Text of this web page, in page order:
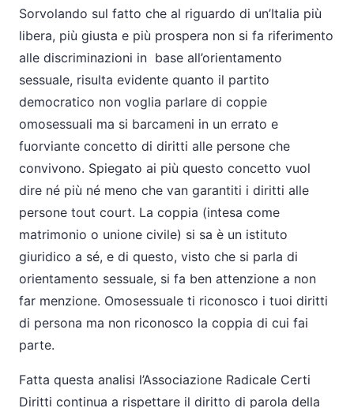
Sorvolando sul fatto che al riguardo di un’Italia più
libera, più giusta e più prospera non si fa riferimento
alle discriminazioni in base all’orientamento
sessuale, risulta evidente quanto il partito
democratico non voglia parlare di coppie
omosessuali ma si barcameni in un errato e
fuorviante concetto di diritti alle persone che
convivono. Spiegato ai più questo concetto vuol
dire né più né meno che van garantiti i diritti alle
persone tout court. La coppia (intesa come
matrimonio o unione civile) si sa è un istituto
giuridico a sé, e di questo, visto che si parla di
orientamento sessuale, si fa ben attenzione a non
far menzione. Omosessuale ti riconosco i tuoi diritti
di persona ma non riconosco la coppia di cui fai
parte.
Fatta questa analisi l’Associazione Radicale Certi
Diritti continua a rispettare il diritto di parola della